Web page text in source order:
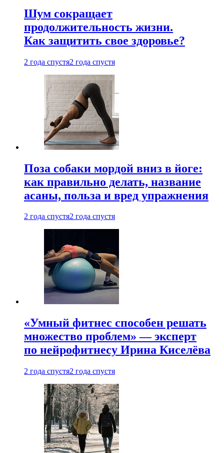
Шум сокращает
продолжительность жизни.
Как защитить свое здоровье?
2 года спустя2 года спустя
Поза собаки мордой вниз в йоге:
как правильно делать, название
асаны, польза и вред упражнения
2 года спустя2 года спустя
«Умный фитнес способен решать
множество проблем» — эксперт
по нейрофитнесу Ирина Киселёва
2 года спустя2 года спустя